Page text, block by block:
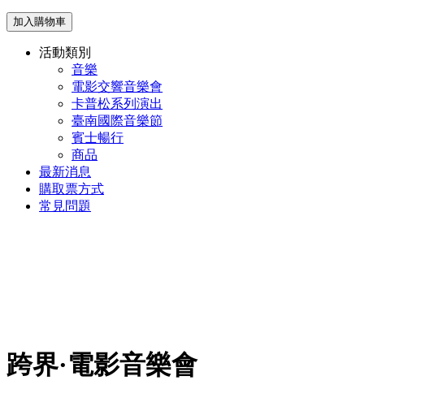
加入購物車
活動類別
音樂
電影交響音樂會
卡普松系列演出
臺南國際音樂節
賓士暢行
商品
最新消息
購取票方式
常見問題
跨界·電影音樂會